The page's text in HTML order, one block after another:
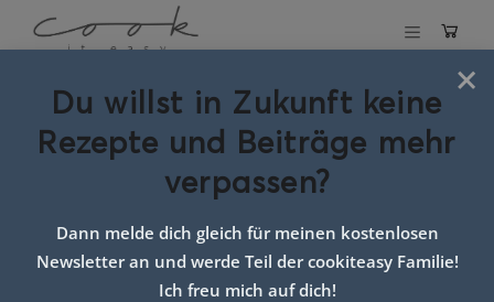
Schlagwort:
Regionale
Köstlichkeiten
×
Du willst in Zukunft keine
Rezepte und Beiträge mehr
verpassen?
Dann melde dich gleich für meinen kostenlosen
Newsletter an und werde Teil der cookiteasy Familie!
Ich freu mich auf dich!